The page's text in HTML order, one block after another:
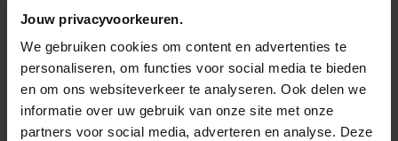
Jouw privacyvoorkeuren.
We gebruiken cookies om content en advertenties te
personaliseren, om functies voor social media te bieden
en om ons websiteverkeer te analyseren. Ook delen we
informatie over uw gebruik van onze site met onze
partners voor social media, adverteren en analyse. Deze